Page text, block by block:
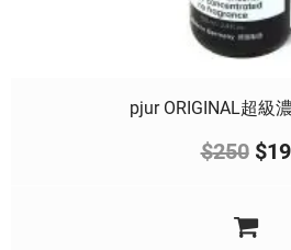
pjur ORIGINAL超級
$250 $